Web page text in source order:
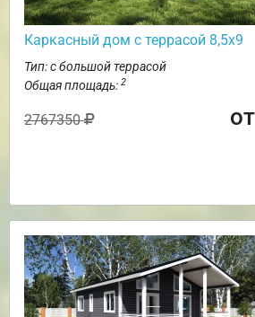
Каркасный дом с террасой 8,5х9
Тип: с большой террасой
Общая площадь: 2
2767350